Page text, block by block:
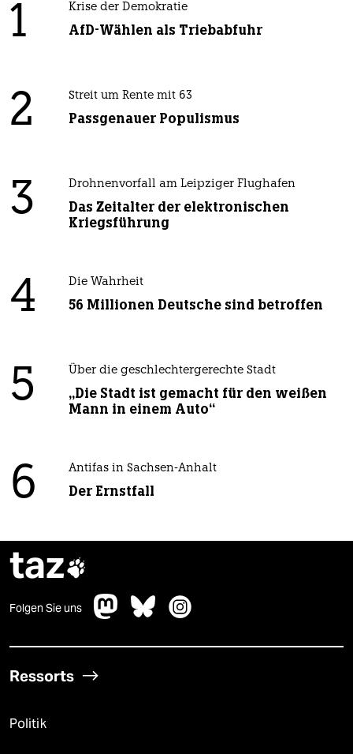
1 Krise der Demokratie
AfD-Wählen als Triebabfuhr
2 Streit um Rente mit 63
Passgenauer Populismus
3 Drohnenvorfall am Leipziger Flughafen
Das Zeitalter der elektronischen
Kriegsführung
4 Die Wahrheit
56 Millionen Deutsche sind betroffen
5 Über die geschlechtergerechte Stadt
„Die Stadt ist gemacht für den weißen
Mann in einem Auto“
6 Antifas in Sachsen-Anhalt
Der Ernstfall
taz
Folgen Sie uns
Ressorts
Politik